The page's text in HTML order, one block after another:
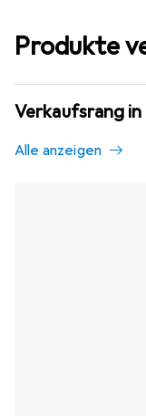
Produkte
Verkaufsrang
Alle anzeigen